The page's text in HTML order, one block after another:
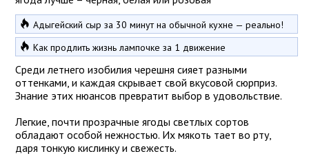
Адыгейский сыр за 30 минут на обычной кухне — реально!
Как продлить жизнь лампочке за 1 движение
Среди летнего изобилия черешня сияет разными
оттенками, и каждая скрывает свой вкусовой сюрприз.
Знание этих нюансов превратит выбор в удовольствие.
Легкие, почти прозрачные ягоды светлых сортов
обладают особой нежностью. Их мякоть тает во рту,
даря тонкую кислинку и свежесть.